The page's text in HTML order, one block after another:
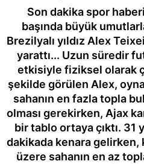
Son dakika spor
başında büyük
Brezilyalı yıldız Alex
yarattı... Uzun süredir
etkisiyle fiziksel olarak
şekilde görülen Alex,
sahanın en fazla topla
olması gerekirken, Ajax
bir tablo ortaya çıktı. 31
dakikada kenara
üzere sahanın en az